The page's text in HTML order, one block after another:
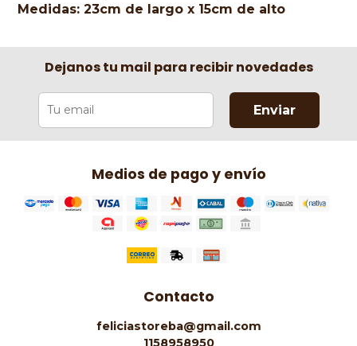
Medidas: 23cm de largo x 15cm de alto
Dejanos tu mail para recibir novedades
Enviar
Medios de pago y envío
Contacto
feliciastoreba@gmail.com
1158958950